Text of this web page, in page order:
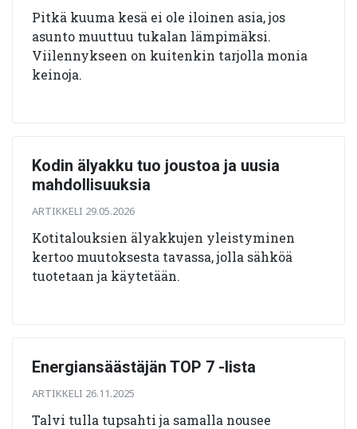
Pitkä kuuma kesä ei ole iloinen asia, jos
asunto muuttuu tukalan lämpimäksi.
Viilennykseen on kuitenkin tarjolla monia
keinoja.
Kodin älyakku tuo joustoa ja uusia
mahdollisuuksia
ARTIKKELI 29.05.2026
Kotitalouksien älyakkujen yleistyminen
kertoo muutoksesta tavassa, jolla sähköä
tuotetaan ja käytetään.
Energiansäästäjän TOP 7 -lista
ARTIKKELI 26.11.2025
Talvi tulla tupsahti ja samalla nousee